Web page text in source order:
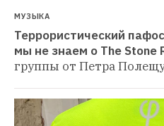
МУЗЫКА
Террористический
мы не знаем о The Stone
группы от Петра